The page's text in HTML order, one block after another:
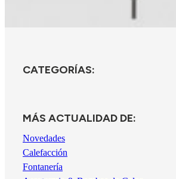
CATEGORÍAS:
MÁS ACTUALIDAD DE:
Novedades
Calefacción
Fontanería